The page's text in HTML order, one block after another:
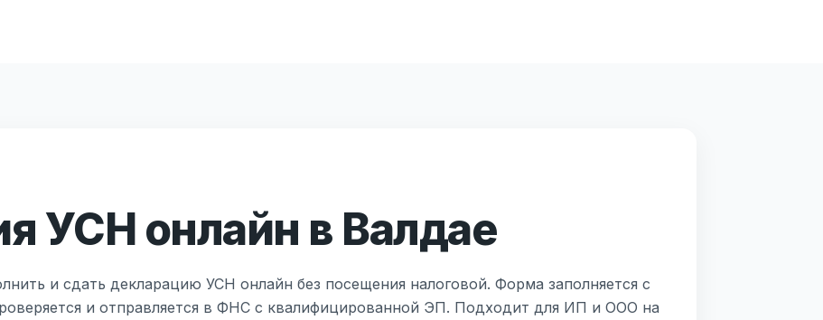
УСН онлайн в Валдае
и сдать декларацию УСН онлайн без посещения налоговой. Форма заполняется с
и отправляется в ФНС с квалифицированной ЭП. Подходит для ИП и ООО на